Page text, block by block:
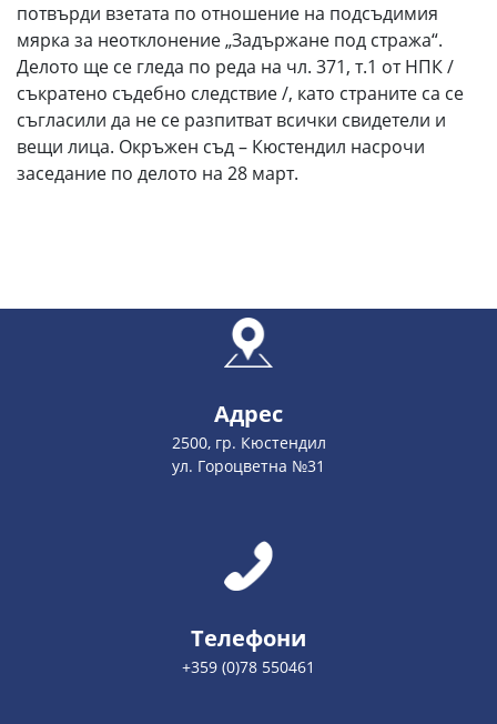
потвърди взетата по отношение на подсъдимия
мярка за неотклонение „Задържане под стража“.
Делото ще се гледа по реда на чл. 371, т.1 от НПК /
съкратено съдебно следствие /, като страните са се
съгласили да не се разпитват всички свидетели и
вещи лица. Окръжен съд – Кюстендил насрочи
заседание по делото на 28 март.
Адрес
2500, гр. Кюстендил
ул. Гороцветна №31
Телефони
+359 (0)78 550461